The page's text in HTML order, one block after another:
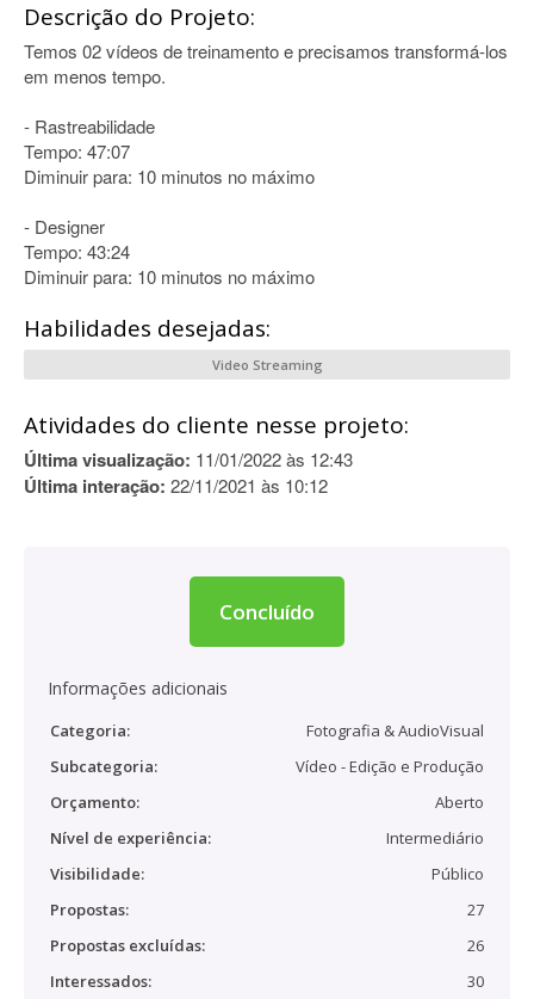
Descrição do Projeto:
Temos 02 vídeos de treinamento e precisamos transformá-los
em menos tempo.
- Rastreabilidade
Tempo: 47:07
Diminuir para: 10 minutos no máximo
- Designer
Tempo: 43:24
Diminuir para: 10 minutos no máximo
Habilidades desejadas:
Video Streaming
Atividades do cliente nesse projeto:
Última visualização: 11/01/2022 às 12:43
Última interação: 22/11/2021 às 10:12
Concluído
Informações adicionais
Categoria:
Fotografia & AudioVisual
Subcategoria:
Vídeo - Edição e Produção
Orçamento:
Aberto
Nível de experiência:
Intermediário
Visibilidade:
Público
Propostas:
27
Propostas excluídas:
26
Interessados:
30